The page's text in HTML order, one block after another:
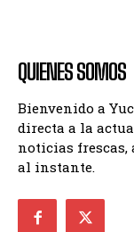
QUIENES SOMOS
Bienvenido a
directa a la
noticias
al instante.